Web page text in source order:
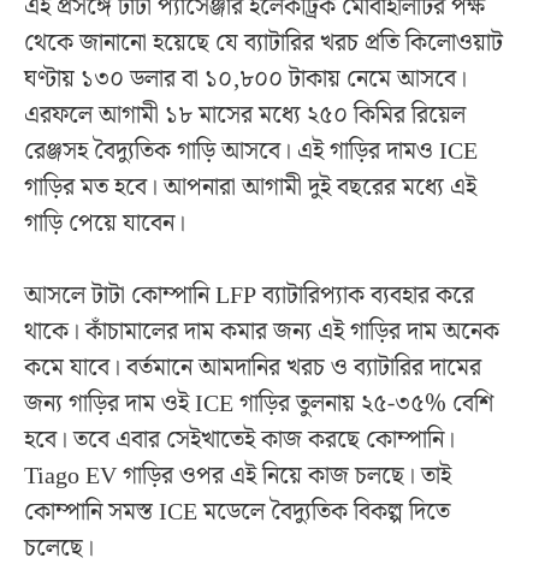
থেকে জানানো হয়েছে যে ব্যাটারির খরচ প্রতি কিলোওয়াট
ঘণ্টায় ১৩০ ডলার বা ১০,৮০০ টাকায় নেমে আসবে।
এরফলে আগামী ১৮ মাসের মধ্যে ২৫০ কিমির রিয়েল
রেঞ্জসহ বৈদ্যুতিক গাড়ি আসবে। এই গাড়ির দামও ICE
গাড়ির মত হবে। আপনারা আগামী দুই বছরের মধ্যে এই
গাড়ি পেয়ে যাবেন।
আসলে টাটা কোম্পানি LFP ব্যাটারিপ্যাক ব্যবহার করে
থাকে। কাঁচামালের দাম কমার জন্য এই গাড়ির দাম অনেক
কমে যাবে। বর্তমানে আমদানির খরচ ও ব্যাটারির দামের
জন্য গাড়ির দাম ওই ICE গাড়ির তুলনায় ২৫-৩৫% বেশি
হবে। তবে এবার সেইখাতেই কাজ করছে কোম্পানি।
Tiago EV গাড়ির ওপর এই নিয়ে কাজ চলছে। তাই
কোম্পানি সমস্ত ICE মডেলে বৈদ্যুতিক বিকল্প দিতে
চলেছে।